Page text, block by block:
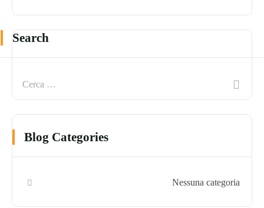
Search
Blog Categories
Nessuna categoria